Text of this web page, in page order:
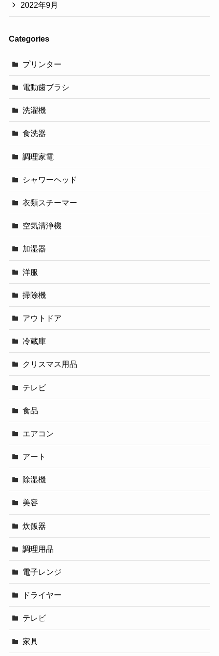
2022年9月
Categories
プリンター
電動歯ブラシ
洗濯機
食洗器
調理家電
シャワーヘッド
衣類スチーマー
空気清浄機
加湿器
洋服
掃除機
アウトドア
冷蔵庫
クリスマス用品
テレビ
食品
エアコン
アート
除湿機
美容
炊飯器
調理用品
電子レンジ
ドライヤー
テレビ
家具